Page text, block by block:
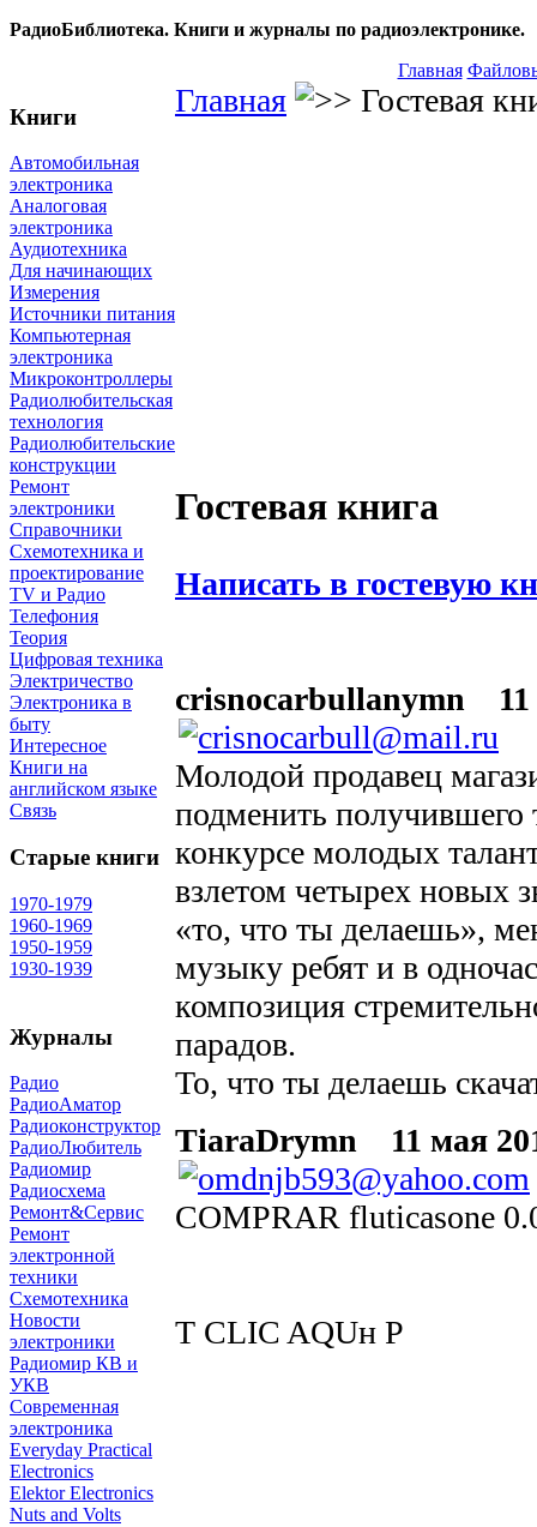
РадиоБиблиотека. Книги и журналы по радиоэлектронике.
Главная
Книги
Автомобильная
электроника
Аналоговая
электроника
Аудиотехника
Для начинающих
Измерения
Источники питания
Компьютерная
электроника
Микроконтроллеры
Радиолюбительская
технология
Радиолюбительские
конструкции
Ремонт
электроники
Справочники
Схемотехника и
проектирование
TV и Радио
Телефония
Теория
Цифровая техника
Электричество
Электроника в
быту
Интересное
Книги на
английском языке
Связь
Старые книги
1970-1979
1960-1969
1950-1959
1930-1939
Журналы
Радио
РадиоАматор
Радиоконструктор
РадиоЛюбитель
Радиомир
Радиосхема
Ремонт&Сервис
Ремонт
электронной
техники
Схемотехника
Новости
электроники
Радиомир КВ и
УКВ
Современная
электроника
Everyday Practical
Electronics
Elektor Electronics
Nuts and Volts
Главная Гостевая
Гостевая книга
Написать в гостевую
crisnocarbullanymn 11
Молодой продавец
подменить
конкурсе молодых
взлетом четырех новых
«то, что ты делаешь»,
музыку ребят и в
композиция
парадов.
То, что ты делаешь
TiaraDrymn
11 мая
COMPRAR fluticasone
Т CLIC AQUн Р